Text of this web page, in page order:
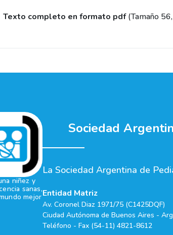
Texto completo en formato pdf(Tamaño
Sociedad
niñez y
sanas,
mejor
La Sociedad Argentina de
Entidad Matriz
Av. Coronel Diaz 1971/75 (C1425DQF)
Ciudad Autónoma de Buenos Aires -
Teléfono - Fax (54-11) 4821-8612